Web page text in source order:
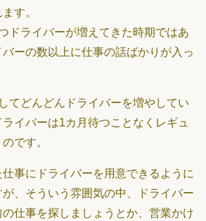
す。
ドライバーが増えてきた時期ではあ
ーの数以上に仕事の話ばかりが入っ
てどんどんドライバーを増やしてい
イバーは1カ月待つことなくレギュ
です。
事にドライバーを用意できるように
、そういう雰囲気の中、ドライバー
仕事を探しましょうとか、営業かけ